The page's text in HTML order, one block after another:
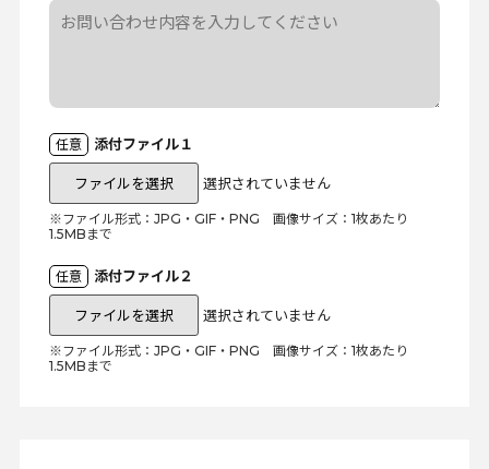
任意 添付ファイル１
ファイルを選択 選択されていません
※ファイル形式：JPG・GIF・PNG 画像サイズ：1枚あたり
1.5MBまで
任意 添付ファイル２
ファイルを選択 選択されていません
※ファイル形式：JPG・GIF・PNG 画像サイズ：1枚あたり
1.5MBまで